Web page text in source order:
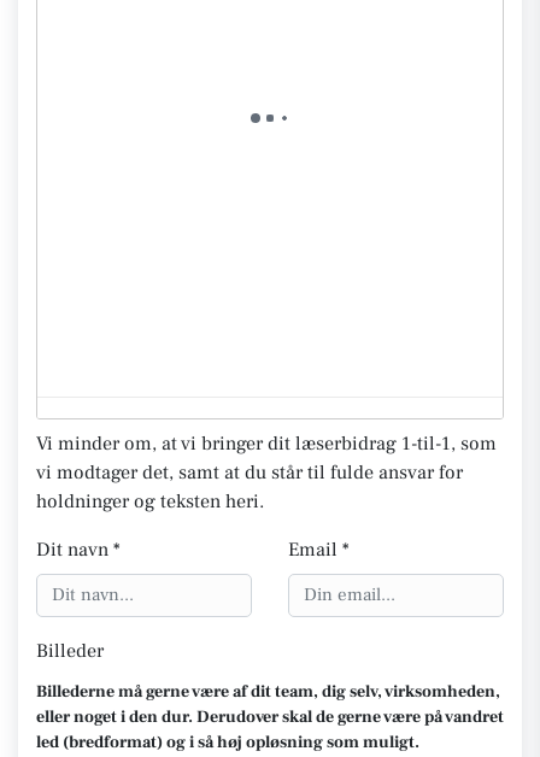
Vi minder om, at vi bringer dit læserbidrag 1-til-1, som
vi modtager det, samt at du står til fulde ansvar for
holdninger og teksten heri.
Dit navn *
Email *
Billeder
Billederne må gerne være af dit team, dig selv, virksomheden,
eller noget i den dur. Derudover skal de gerne være på vandret
led (bredformat) og i så høj opløsning som muligt.